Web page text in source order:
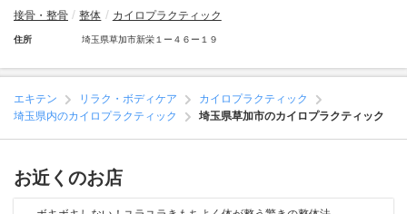
接骨・整骨 整体 カイロプラクティック
住所 埼玉県草加市新栄１ー４６ー１９
エキテン リラク・ボディケア
カイロプラクティック
埼玉県内のカイロプラクティック
埼玉県草加市のカイロプラクティック
お近くのお店